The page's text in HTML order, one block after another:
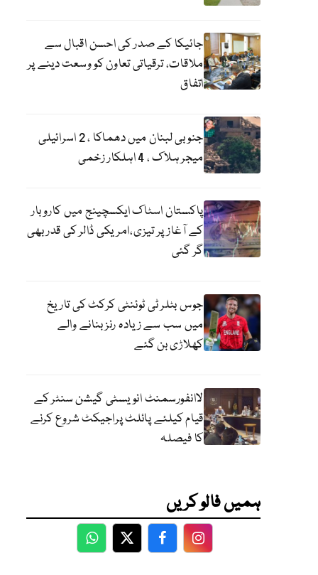
جائیکا کے صدر کی احسن اقبال سے
ملاقات، ترقیاتی تعاون کو وسعت دینے پر
اتفاق
جنوبی لبنان میں دھماکا ، 2 اسرائیلی
میجر ہلاک ، 4 اہلکار زخمی
پاکستان اسٹاک ایکسچینج میں کاروبار
کے آغاز پر تیزی،امریکی ڈالر کی قدر بھی
گر گئی
جوس بٹلر ٹی ٹوئنٹی کرکٹ کی تاریخ
میں سب سے زیادہ رنز بنانے والے
کھلاڑی بن گئے
لاانفورسمنٹ انویسٹی گیشن سنٹر کے
قیام کیلئے پائلٹ پراجیکٹ شروع کرنے
کا فیصلہ
ہمیں فالو کریں
WhatsApp
TwitterFacebookFacebook